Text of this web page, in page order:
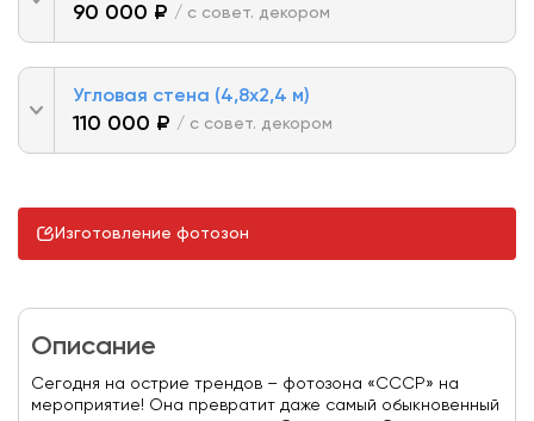
90 000 ₽ / с совет. декором
Угловая стена (4,8х2,4 м)
110 000 ₽ / с совет. декором
Изготовление фотозон
Описание
Сегодня на острие трендов – фотозона «СССР» на
мероприятие! Она превратит даже самый обыкновенный